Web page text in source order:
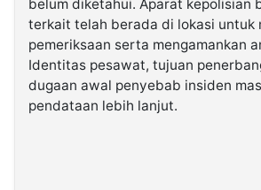
belum diketahui. Aparat kepolisian
terkait telah berada di lokasi untuk
pemeriksaan serta mengamankan
Identitas pesawat, tujuan
dugaan awal penyebab insiden
pendataan lebih lanjut.